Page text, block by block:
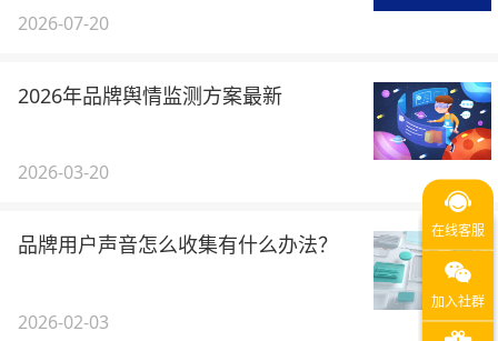
2026-07-20
2026年品牌舆情监测方案最新
2026-03-20
品牌用户声音怎么收集有什么办法？
2026-02-03